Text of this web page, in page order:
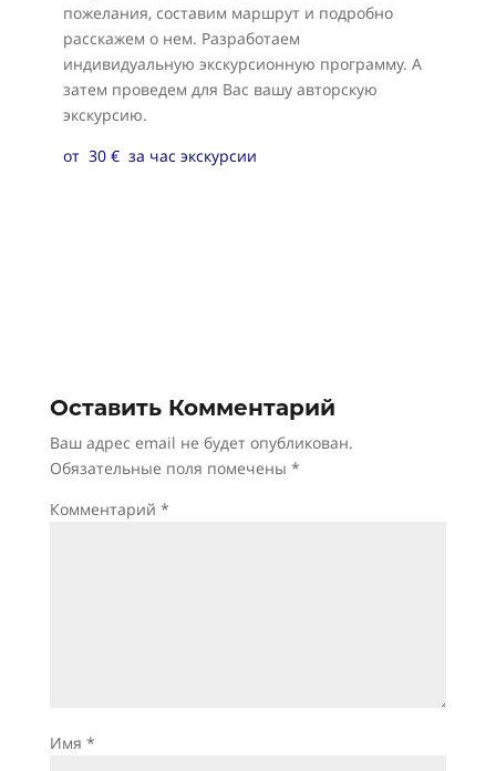
пожелания, составим маршрут и подробно
расскажем о нем. Разработаем
индивидуальную экскурсионную программу. А
затем проведем для Вас вашу авторскую
экскурсию.
от 30 € за час экскурсии
Оставить Комментарий
Ваш адрес email не будет опубликован.
Обязательные поля помечены *
Комментарий *
Имя *